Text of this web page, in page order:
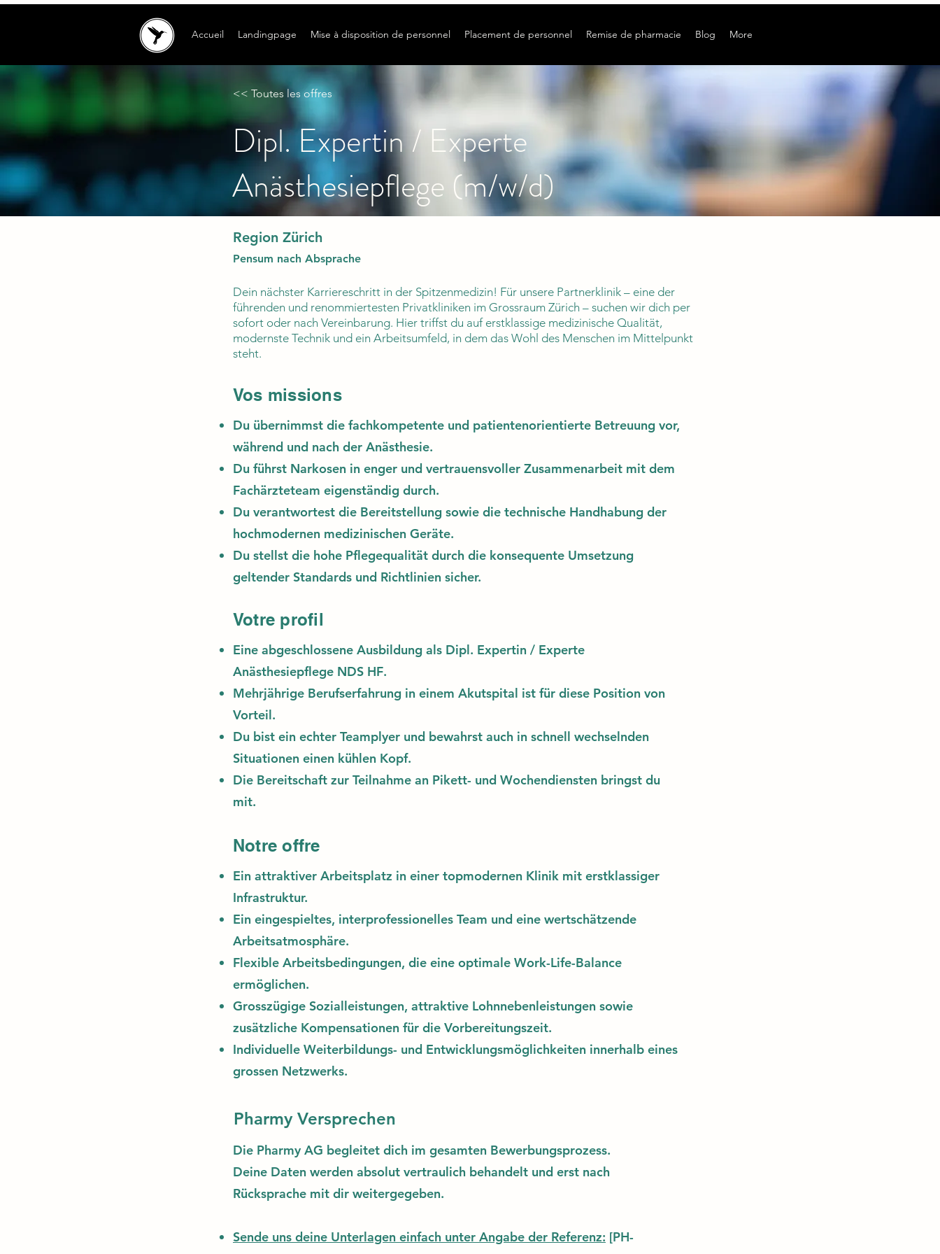
Accueil Landingpage Mise à disposition de personnel Placement de personnel Remise de pharmacie Blog More
Dipl. Expertin / Experte
Anästhesiepflege (m/w/d)
<< Toutes les offres
Region Zürich
Pensum nach Absprache
Dein nächster Karriereschritt in der Spitzenmedizin! Für unsere Partnerklinik – eine der
führenden und renommiertesten Privatkliniken im Grossraum Zürich – suchen wir dich per
sofort oder nach Vereinbarung. Hier triffst du auf erstklassige medizinische Qualität,
modernste Technik und ein Arbeitsumfeld, in dem das Wohl des Menschen im Mittelpunkt
steht.
Vos missions
Du übernimmst die fachkompetente und patientenorientierte Betreuung vor,
während und nach der Anästhesie.
Du führst Narkosen in enger und vertrauensvoller Zusammenarbeit mit dem
Fachärzteteam eigenständig durch.
Du verantwortest die Bereitstellung sowie die technische Handhabung der
hochmodernen medizinischen Geräte.
Du stellst die hohe Pflegequalität durch die konsequente Umsetzung
geltender Standards und Richtlinien sicher.
Votre profil
Eine abgeschlossene Ausbildung als Dipl. Expertin / Experte
Anästhesiepflege NDS HF.
Mehrjährige Berufserfahrung in einem Akutspital ist für diese Position von
Vorteil.
Du bist ein echter Teamplyer und bewahrst auch in schnell wechselnden
Situationen einen kühlen Kopf.
Die Bereitschaft zur Teilnahme an Pikett- und Wochendiensten bringst du
mit.
Notre offre
Ein attraktiver Arbeitsplatz in einer topmodernen Klinik mit erstklassiger
Infrastruktur.
Ein eingespieltes, interprofessionelles Team und eine wertschätzende
Arbeitsatmosphäre.
Flexible Arbeitsbedingungen, die eine optimale Work-Life-Balance
ermöglichen.
Grosszügige Sozialleistungen, attraktive Lohnnebenleistungen sowie
zusätzliche Kompensationen für die Vorbereitungszeit.
Individuelle Weiterbildungs- und Entwicklungsmöglichkeiten innerhalb eines
grossen Netzwerks.
Pharmy Versprechen
Die Pharmy AG begleitet dich im gesamten Bewerbungsprozess.
Deine Daten werden absolut vertraulich behandelt und erst nach
Rücksprache mit dir weitergegeben.
Sende uns deine Unterlagen einfach unter Angabe der Referenz: [PH-